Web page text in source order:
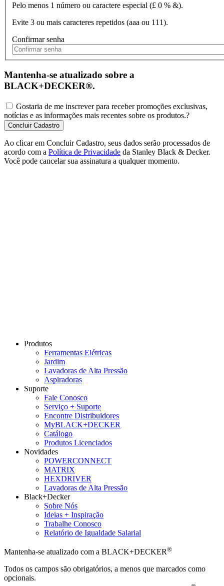
Pelo menos 1 número ou caractere especial (£ 0 % &).
Evite 3 ou mais caracteres repetidos (aaa ou 111).
Confirmar senha
Mantenha-se atualizado sobre a
BLACK+DECKER®.
Gostaria de me inscrever para receber promoções exclusivas,
notícias e as informações mais recentes sobre os produtos.?
Ao clicar em Concluir Cadastro, seus dados serão processados ​​de
acordo com a Política de Privacidade da Stanley Black & Decker.
Você pode cancelar sua assinatura a qualquer momento.
Produtos
Ferramentas Elétricas
Jardim
Lavadoras de Alta Pressão
Aspiradoras
Suporte
Fale Conosco
Serviço + Suporte
Encontre Distribuidores
MyBLACK+DECKER
Catálogo
Produtos Licenciados
Novidades
POWERCONNECT
MATRIX
HEXDRIVER
Lavadoras de Alta Pressão
Black+Decker
Sobre Nós
Ideias + Inspiração
Trabalhe Conosco
Relatório de Igualdade Salarial
Mantenha-se atualizado com a BLACK+DECKER®
Todos os campos são obrigatórios, a menos que marcados como
opcionais.